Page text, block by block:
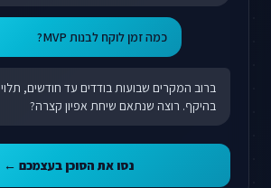
כמה זמן לוקח לבנות MVP?
ברוב המקרים שבועות בודדים עד חודשים, תלוי
בהיקף. רוצה שנתאם שיחת אפיון קצרה?
נסו את הסוכן בעצמכם ←